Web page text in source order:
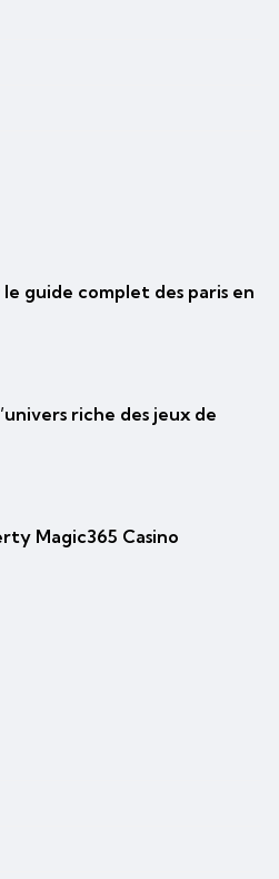
guide complet des paris en
riche des jeux de
Magic365 Casino